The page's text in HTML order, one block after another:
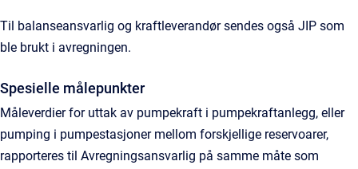
Til balanseansvarlig og kraftleverandør sendes også JIP som
ble brukt i avregningen.
Spesielle målepunkter
Måleverdier for uttak av pumpekraft i pumpekraftanlegg, eller
pumping i pumpestasjoner mellom forskjellige reservoarer,
rapporteres til Avregningsansvarlig på samme måte som